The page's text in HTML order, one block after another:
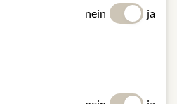
: 1642 kJ / 386 kcal
nein ja